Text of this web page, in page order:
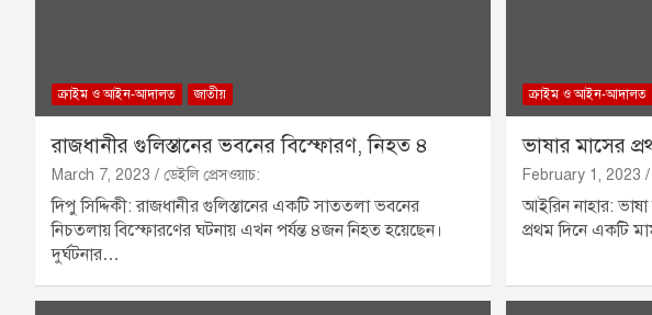
ক্রাইম ও আইন-আদালত জাতীয়
রাজধানীর গুলিস্তানের ভবনের বিস্ফোরণ, নিহত ৪
March 7, 2023 ডেইলি প্রেসওয়াচ:
দিপু সিদ্দিকী: রাজধানীর গুলিস্তানের একটি সাততলা ভবনের
নিচতলায় বিস্ফোরণের ঘটনায় এখন পর্যন্ত ৪জন নিহত হয়েছেন।
দুর্ঘটনার…
ক্রাইম ও আইন-আদালত
ভাষার মাসের
February 1, 2023
আইরিন নাহার: ভাষা
প্রথম দিনে একটি